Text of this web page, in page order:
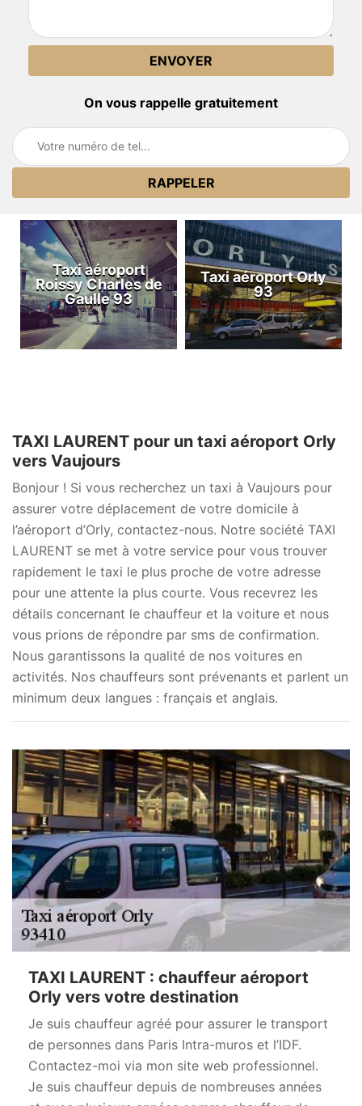
On vous rappelle gratuitement
Taxi aéroport
Roissy Charles de
Gaulle 93
Taxi aéroport Orly
93
TAXI LAURENT pour un taxi aéroport Orly
vers Vaujours
Bonjour ! Si vous recherchez un taxi à Vaujours pour
assurer votre déplacement de votre domicile à
l’aéroport d’Orly, contactez-nous. Notre société TAXI
LAURENT se met à votre service pour vous trouver
rapidement le taxi le plus proche de votre adresse
pour une attente la plus courte. Vous recevrez les
détails concernant le chauffeur et la voiture et nous
vous prions de répondre par sms de confirmation.
Nous garantissons la qualité de nos voitures en
activités. Nos chauffeurs sont prévenants et parlent un
minimum deux langues : français et anglais.
TAXI LAURENT : chauffeur aéroport
Orly vers votre destination
Je suis chauffeur agréé pour assurer le transport
de personnes dans Paris Intra-muros et l’IDF.
Contactez-moi via mon site web professionnel.
Je suis chauffeur depuis de nombreuses années